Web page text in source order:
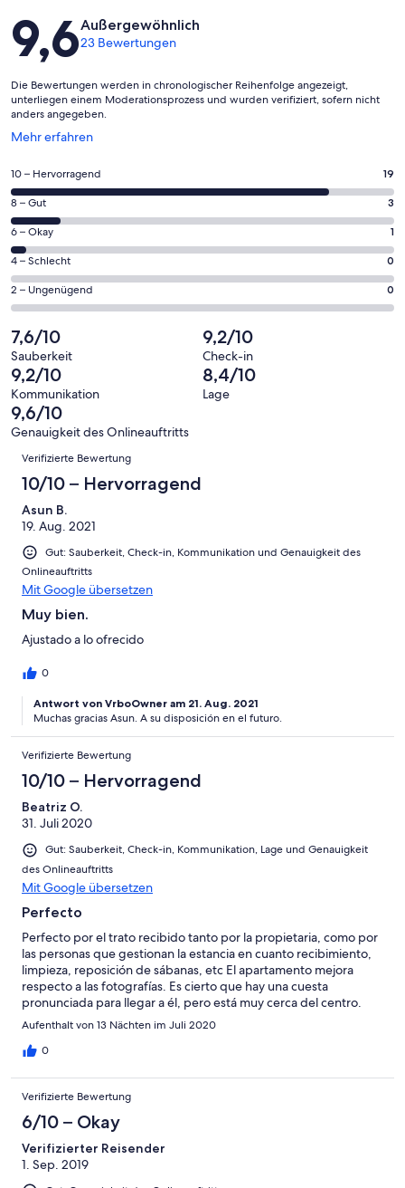
Bewertungen
9,6Außergewöhnlich
23 Bewertungen
Die Bewertungen werden in chronologischer Reihenfolge angezeigt,
unterliegen einem Moderationsprozess und wurden verifiziert, sofern nicht
anders angegeben.
Mehr erfahren
Wird
einem
neuen
Fenster
geöffnet
19
von
insgesamt
23
Gästebewertungen
haben
eine
Bewertung
von
10
-
Hervorragend
10 – Hervorragend 19
3
von
insgesamt
23
Gästebewertungen
haben
Bewertung
von
8
-
Gut
8 – Gut 3
1
von
insgesamt
23
Gästebewertungen
haben
eine
Bewertung
von
6
-
Okay
6 – Okay 1
0
von
insgesamt
Gästebewertungen
haben
eine
Bewertung
von
4
Schlecht
4 – Schlecht 0
0
von
insgesamt
23
Gästebewertungen
haben
eine
Bewertung
Ungenügend
2 – Ungenügend 0
7,6/10
Sauberkeit
9,2/10
Check-in
9,2/10
Kommunikation
8,4/10
Lage
9,6/10
Genauigkeit des Onlineauftritts
Bewertungen
Verifizierte Bewertung
10/10 – Hervorragend
Asun B.
19. Aug. 2021
Gut: Sauberkeit, Check-in, Kommunikation und Genauigkeit des
Onlineauftritts
Mit Google übersetzen
Muy bien.
Ajustado a lo ofrecido
0
Antwort von VrboOwner am 21. Aug. 2021
Muchas gracias Asun. A su disposición en el futuro.
Verifizierte Bewertung
10/10 – Hervorragend
Beatriz O.
31. Juli 2020
Gut: Sauberkeit, Check-in, Kommunikation, Lage und Genauigkeit
des Onlineauftritts
Mit Google übersetzen
Perfecto
Perfecto por el trato recibido tanto por la propietaria, como por
las personas que gestionan la estancia en cuanto recibimiento,
limpieza, reposición de sábanas, etc El apartamento mejora
respecto a las fotografías. Es cierto que hay una cuesta
pronunciada para llegar a él, pero está muy cerca del centro.
Recomendable.
Aufenthalt von 13 Nächten im Juli 2020
0
Verifizierte Bewertung
6/10 – Okay
Verifizierter Reisender
1. Sep. 2019